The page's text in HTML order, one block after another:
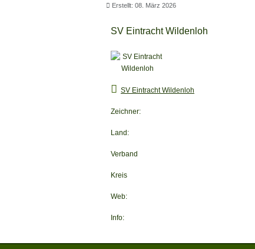
Erstellt: 08. März 2026
SV Eintracht Wildenloh
SV Eintracht Wildenloh
Zeichner:
Land:
Verband
Kreis
Web:
Info: